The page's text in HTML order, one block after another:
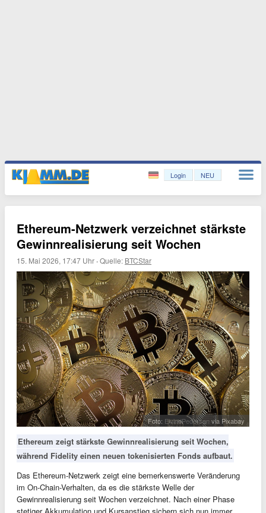
Login NEU
Ethereum-Netzwerk verzeichnet stärkste
Gewinnrealisierung seit Wochen
15. Mai 2026, 17:47 Uhr ·Quelle: BTCStar
Foto: EivindPedersenvia Pixabay
Ethereum zeigt stärkste Gewinnrealisierung seit Wochen,
während Fidelity einen neuen tokenisierten Fonds aufbaut.
Das Ethereum-Netzwerk zeigt eine bemerkenswerte Veränderung
im On-Chain-Verhalten, da es die stärkste Welle der
Gewinnrealisierung seit Wochen verzeichnet. Nach einer Phase